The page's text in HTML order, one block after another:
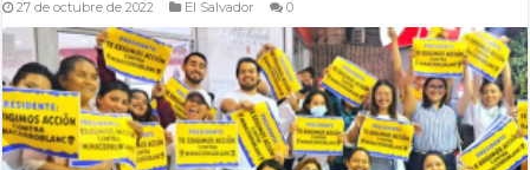
27 de octubre de 2022 El Salvador 0